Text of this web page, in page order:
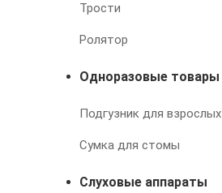
Трости
Ролятор
Подгузник для взрослых
Сумка для стомы
Слуховые аппараты